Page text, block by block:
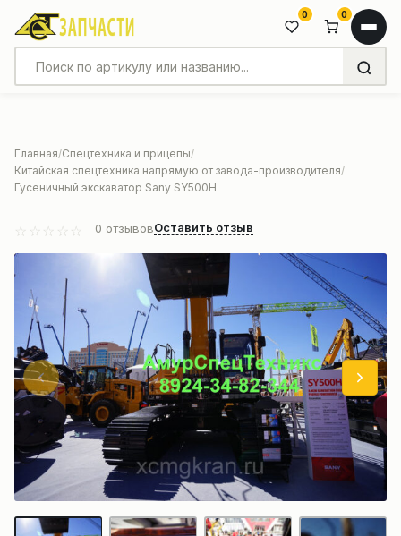
0 0
Главная Спецтехника и прицепы
Китайская спецтехника напрямую от завода-производителя
Гусеничный экскаватор Sany SY500H
0 отзывовОставить отзыв